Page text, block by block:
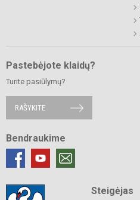
Pastebėjote klaidų?
Turite pasiūlymų?
RAŠYKITE
Bendraukime
Steigėjas